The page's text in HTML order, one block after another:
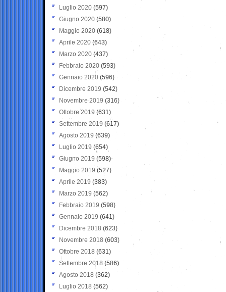
Luglio 2020 (597)
Giugno 2020 (580)
Maggio 2020 (618)
Aprile 2020 (643)
Marzo 2020 (437)
Febbraio 2020 (593)
Gennaio 2020 (596)
Dicembre 2019 (542)
Novembre 2019 (316)
Ottobre 2019 (631)
Settembre 2019 (617)
Agosto 2019 (639)
Luglio 2019 (654)
Giugno 2019 (598)
Maggio 2019 (527)
Aprile 2019 (383)
Marzo 2019 (562)
Febbraio 2019 (598)
Gennaio 2019 (641)
Dicembre 2018 (623)
Novembre 2018 (603)
Ottobre 2018 (631)
Settembre 2018 (586)
Agosto 2018 (362)
Luglio 2018 (562)